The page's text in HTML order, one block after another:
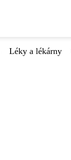
Léky a lékárny